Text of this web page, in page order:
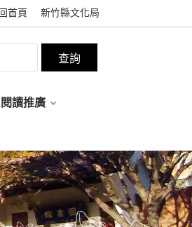
回首頁 新竹縣文化局
閱讀推廣